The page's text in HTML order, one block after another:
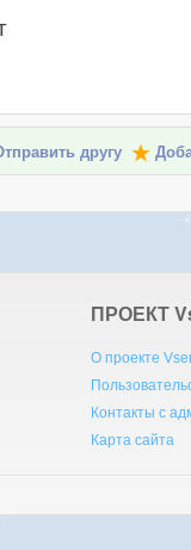
другу
ПРОЕКТ V
О проекте
Контакты с
Карта сайта